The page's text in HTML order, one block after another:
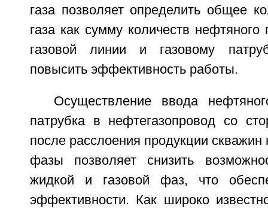
газа позволяет определить общее
газа как сумму количеств
газовой линии и газовому
повысить эффективность работы.
Осуществление ввода
патрубка в нефтегазопровод со
после расслоения продукции
фазы позволяет снизить
жидкой и газовой фаз, что
эффективности. Как широко